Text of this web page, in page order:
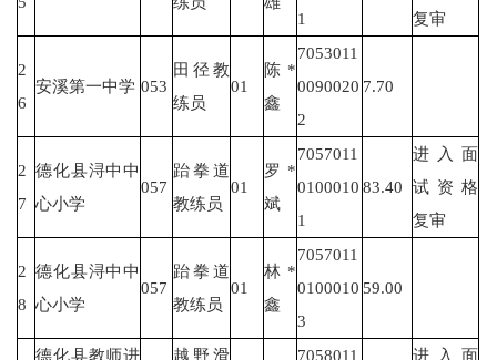
1
复审
2
6
安溪第一中学 053
田径教
练员
01
陈*
鑫
7053011
0090020
2
7.70
2
7
德化县浔中中
心小学
057
跆拳道
教练员
01
罗*
斌
7057011
0100010
1
83.40
进入面
试资格
复审
2
8
德化县浔中中
心小学
057
跆拳道
教练员
01
林*
鑫
7057011
0100010
3
59.00
德化县教师进
越野滑
7058011
进入面